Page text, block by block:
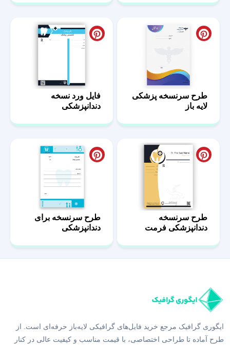
طرح سرنسخه پزشکی
لایه باز
فایل ورد نسخه
دندانپزشکی
طرح سرنسخه
دندانپزشکی فرمت
طرح سرنسخه برای
دندانپزشکی
ایگوری گرافیک مرجع خرید فایل‌های گرافیکی لایه‌باز حرفه‌ای است. از
طرح آماده تا طراحی اختصاصی، با قیمت مناسب و کیفیت عالی در کنار